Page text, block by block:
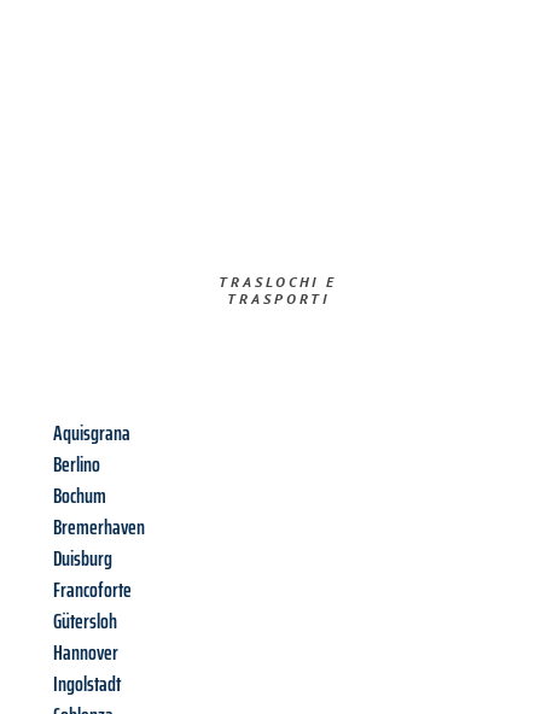
TRASLOCHI E
TRASPORTI​
Aquisgrana
Berlino
Bochum
Bremerhaven
Duisburg
Francoforte
Gütersloh
Hannover
Ingolstadt